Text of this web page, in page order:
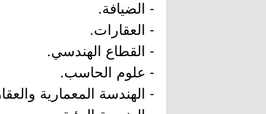
- الضيافة.
- العقارات.
- القطاع الهندسي.
- علوم الحاسب.
- الهندسة المعمارية